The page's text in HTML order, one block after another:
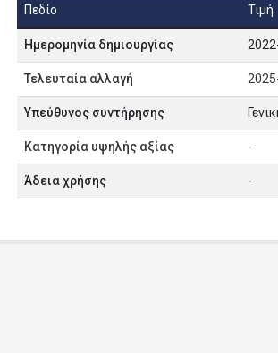
Πεδίο Τιμή
Ημερομηνία δημιουργίας
Τελευταία αλλαγή
Υπεύθυνος συντήρησης
Κατηγορία υψηλής αξίας -
Άδεια χρήσης -